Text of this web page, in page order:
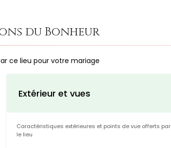
du Bonheur
ce lieu pour votre mariage
Extérieur et vues
Caractéristiques extérieures et points de vue offerts par
le lieu